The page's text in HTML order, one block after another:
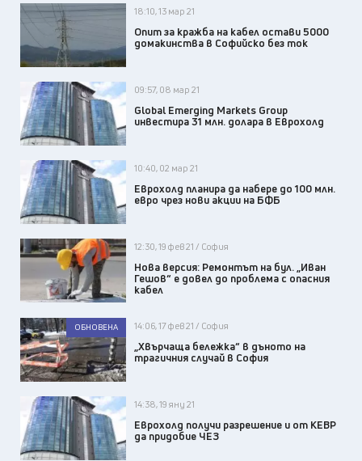
18:10, 13 мар 21
Опит за кражба на кабел остави 5000
домакинства в Софийско без ток
09:57, 08 мар 21
Global Emerging Markets Group
инвестира 31 млн. долара в Еврохолд
10:40, 02 мар 21
Еврохолд планира да набере до 100 млн.
евро чрез нови акции на БФБ
12:30, 19 фев 21 / София
Нова версия: Ремонтът на бул. „Иван
Гешов“ е довел до проблема с опасния
кабел
ОБНОВЕНА 14:06, 17 фев 21 / София
„Хвърчаща бележка“ в дъното на
трагичния случай в София
14:38, 19 яну 21
Еврохолд получи разрешение и от КЕВР
да придобие ЧЕЗ